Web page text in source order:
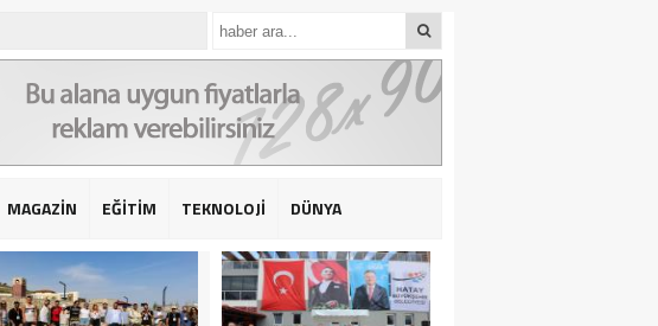
MAGAZİN EĞİTİM TEKNOLOJİ DÜNYA